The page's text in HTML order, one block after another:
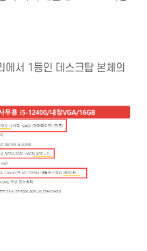
에서 1등인 데스크탑 본체의